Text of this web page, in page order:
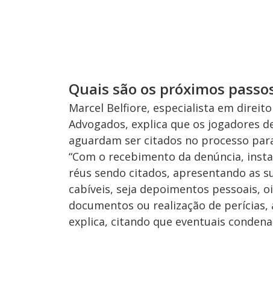
Quais são os próximos
Marcel Belfiore, especialista em
Advogados, explica que os jogadores
aguardam ser citados no processo
“Com o recebimento da denúncia,
réus sendo citados, apresentando as
cabíveis, seja depoimentos pessoais,
documentos ou realização de
explica, citando que eventuais